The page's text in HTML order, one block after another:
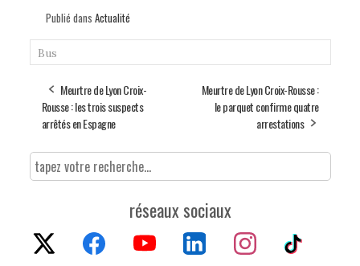
Publié dans Actualité
Bus
Meurtre de Lyon Croix-
Rousse : les trois suspects
arrêtés en Espagne
Meurtre de Lyon Croix-Rousse :
le parquet confirme quatre
arrestations
réseaux sociaux